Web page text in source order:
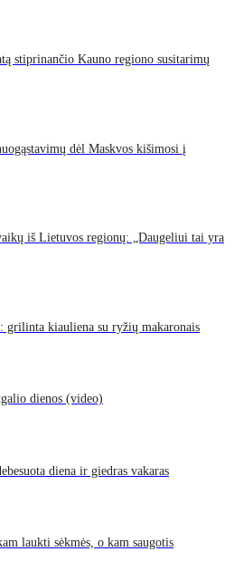
stiprinančio Kauno regiono susitarimų
dėl Maskvos kišimosi į
iš Lietuvos regionų: „Daugeliui tai yra
grilinta kiauliena su ryžių makaronais
dienos (video)
diena ir giedras vakaras
laukti sėkmės, o kam saugotis